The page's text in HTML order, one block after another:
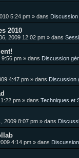
5:24 pm » dans
2010
2009 12:02 pm » dans
9:56 pm » dans Discussion
4:47 pm » dans Discussion
pm » dans Techniques et
2009 8:07 pm » dans
4:14 pm » dans